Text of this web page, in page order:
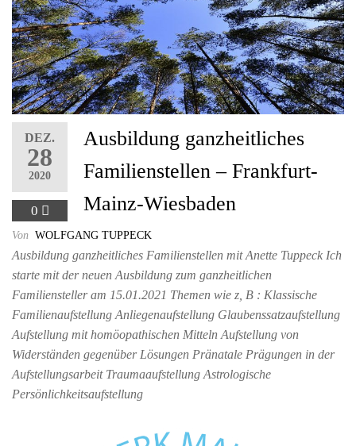
DEZ.
28
2020
0
Ausbildung ganzheitliches
Familienstellen – Frankfurt-
Mainz-Wiesbaden
Von WOLFGANG TUPPECK
Ausbildung ganzheitliches Familienstellen mit Anette Tuppeck Ich
starte mit der neuen Ausbildung zum ganzheitlichen
Familiensteller am 15.01.2021 Themen wie z, B : Klassische
Familienaufstellung Anliegenaufstellung Glaubenssatzaufstellung
Aufstellung mit homöopathischen Mitteln Aufstellung von
Widerständen gegenüber Lösungen Pränatale Prägungen in der
Aufstellungsarbeit Traumaaufstellung Astrologische
Persönlichkeitsaufstellung